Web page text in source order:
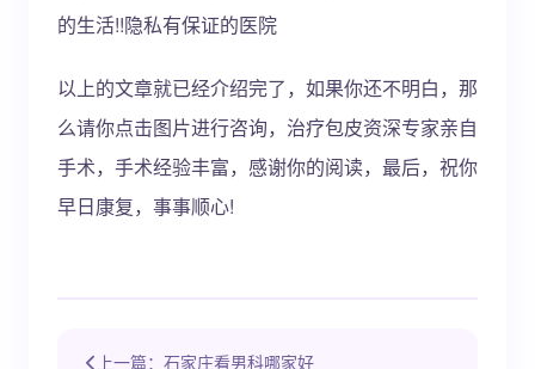
的生活!!隐私有保证的医院
以上的文章就已经介绍完了，如果你还不明白，那
么请你点击图片进行咨询，治疗包皮资深专家亲自
手术，手术经验丰富，感谢你的阅读，最后，祝你
早日康复，事事顺心!
上一篇：石家庄看男科哪家好